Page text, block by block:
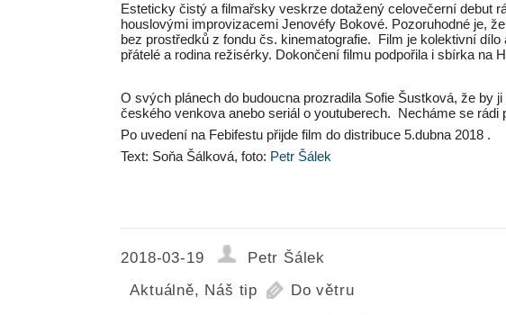
Esteticky čistý a filmařsky veskrze dotažený celovečerní debut
houslovými improvizacemi Jenovéfy Bokové. Pozoruhodné je,
bez prostředků z fondu čs. kinematografie. Film je kolektivní
přátelé a rodina režisérky. Dokončení filmu podpořila i sbírka na
O svých plánech do budoucna prozradila Sofie Šustková, že by
českého venkova anebo seriál o youtuberech. Necháme se rádi
Po uvedení na Febifestu přijde film do distribuce 5.dubna 2018 .
Text: Soňa Šálková, foto: Petr Šálek
2018-03-19
Petr Šálek
Aktuálně, Náš tip Do větru